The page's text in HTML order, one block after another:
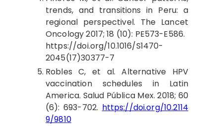
trends, and transitions in Peru: a
regional perspectivel. The Lancet
Oncology 2017; 18 (10): PE573-E586.
https://doi.org/10.1016/S1470-
2045(17)30377-7
Robles C, et al. Alternative HPV
vaccination schedules in Latin
America. Salud Pública Mex. 2018; 60
(6): 693-702. https://doi.org/10.2114
9/9810